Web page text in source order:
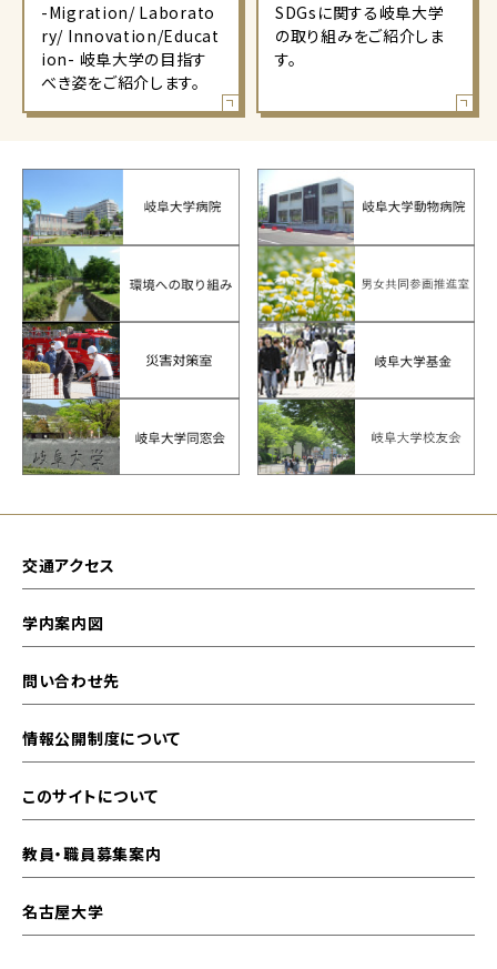
-Migration/ Laborato
ry/ Innovation/Educat
ion- 岐阜大学の目指す
べき姿をご紹介します。
SDGsに関する岐阜大学
の取り組みをご紹介しま
す。
交通アクセス
学内案内図
問い合わせ先
情報公開制度について
このサイトについて
教員・職員募集案内
名古屋大学